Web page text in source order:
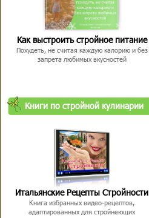
Как выстроить стройное питание
Похудеть, не считая каждую калорию и без
запрета любимых вкусностей
Книги по стройной кулинарии
Итальянские Рецепты Стройности
Книга избранных видео-рецептов,
адаптированных для стройнеющих